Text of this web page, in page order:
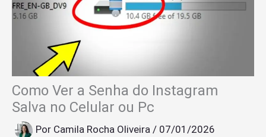
Como Ver a Senha do Instagram
Salva no Celular ou Pc
Por Camila Rocha Oliveira / 07/01/2026